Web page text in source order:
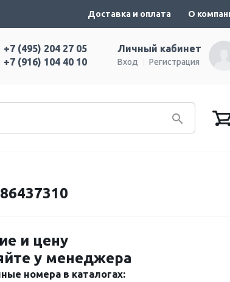
Доставка и оплата О
Личный кабинет
Вход Регистрация
+7 (495) 204 27 05
+7 (916) 104 40 10
и цену
у менеджера
номера в каталогах: